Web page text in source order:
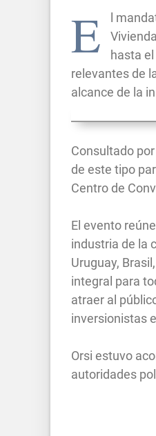
E
l
hasta
relevantes de
alcance de la
Consultado
de este tipo
Centro de
El evento
industria de la
Uruguay,
integral para
atraer al
inversionistas
Orsi estuvo
autoridades